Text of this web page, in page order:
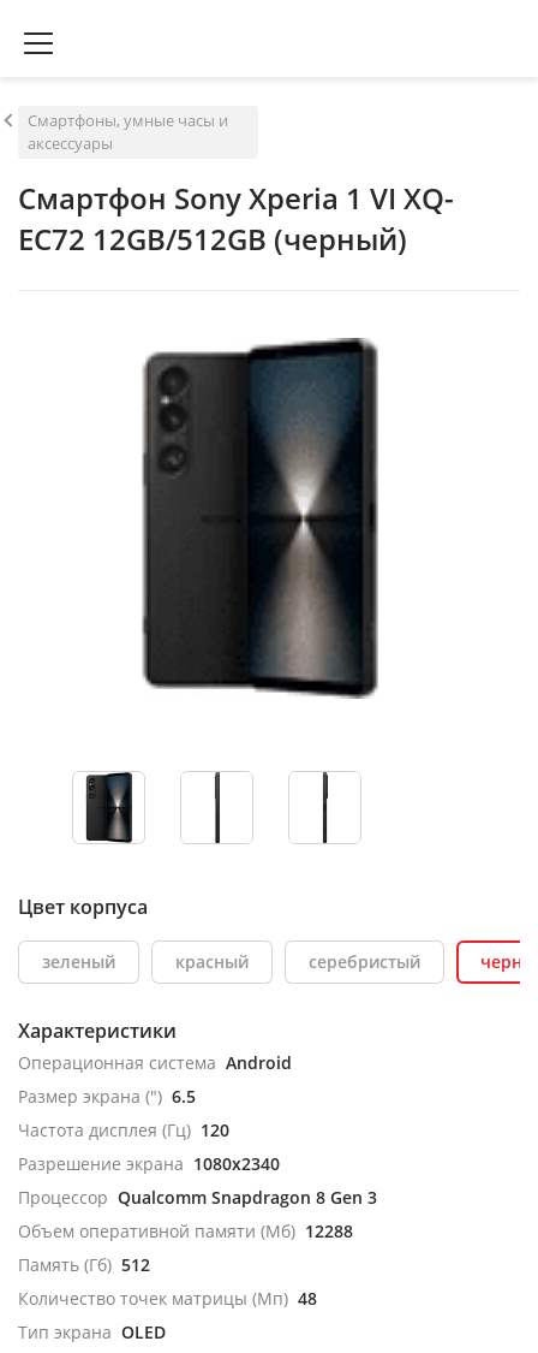
Смартфоны, умные часы и
аксессуары
Смартфон Sony Xperia 1 VI XQ-
EC72 12GB/512GB (черный)
Цвет корпуса
зеленый красный серебристый
Характеристики
Операционная система Android
Размер экрана (") 6.5
Частота дисплея (Гц) 120
Разрешение экрана 1080x2340
Процессор Qualcomm Snapdragon 8 Gen 3
Объем оперативной памяти (Мб) 12288
Память (Гб) 512
Количество точек матрицы (Мп) 48
Тип экрана OLED